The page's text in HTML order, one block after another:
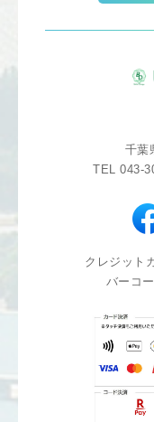
千葉
TEL 043-
クレジット
バーコ